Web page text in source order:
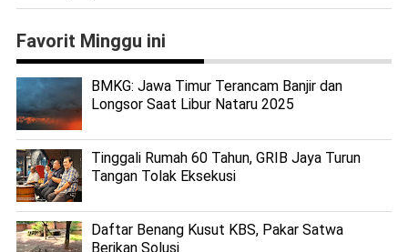
Favorit Minggu ini
BMKG: Jawa Timur Terancam Banjir dan
Longsor Saat Libur Nataru 2025
Tinggali Rumah 60 Tahun, GRIB Jaya Turun
Tangan Tolak Eksekusi
Daftar Benang Kusut KBS, Pakar Satwa
Berikan Solusi